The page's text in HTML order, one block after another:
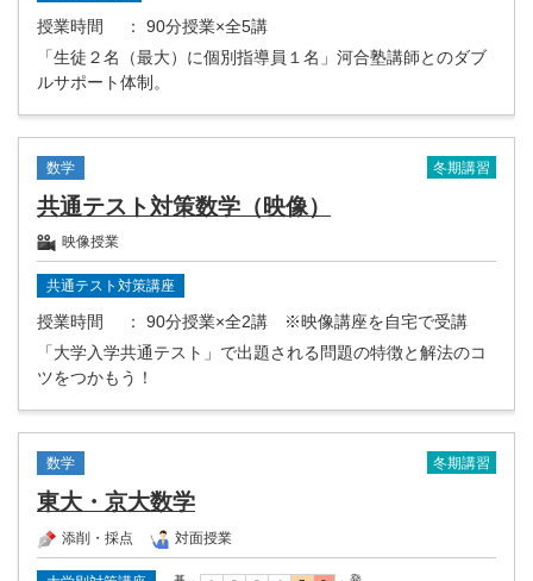
授業時間
： 90分授業×全5講
「生徒２名（最大）に個別指導員１名」河合塾講師とのダブ
ルサポート体制。
数学 冬期講習
共通テスト対策数学（映像）
映像授業
共通テスト対策講座
授業時間
： 90分授業×全2講 ※映像講座を自宅で受講
「大学入学共通テスト」で出題される問題の特徴と解法のコ
ツをつかもう！
数学 冬期講習
東大・京大数学
添削・採点 対面授業